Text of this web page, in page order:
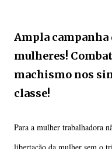
Ampla campanha
mulheres!
machismo nos
classe!
Para a mulher trabalhadora